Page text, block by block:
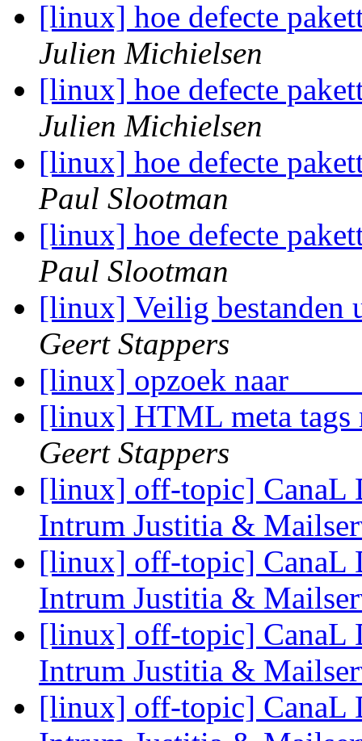
[linux] hoe defecte
Julien Michielsen
[linux] hoe defecte
Julien Michielsen
[linux] hoe defecte
Paul Slootman
[linux] hoe defecte
Paul Slootman
[linux] Veilig bestanden
Geert Stappers
[linux] opzoek naar
[linux] HTML meta
Geert Stappers
[linux] off-topic] CanaL
Intrum Justitia &
[linux] off-topic] CanaL
Intrum Justitia &
[linux] off-topic] CanaL
Intrum Justitia &
[linux] off-topic] CanaL